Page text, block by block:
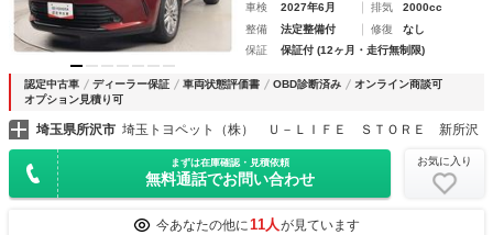
車検
2027年6月 排気
2000cc
整備
法定整備付 修復
なし
保証
保証付 (12ヶ月・走行無制限)
認定中古車 ディーラー保証 車両状態評価書 OBD診断済み
オンライン商談可
オプション見積り可
埼玉県所沢市 埼玉トヨペット（株） Ｕ－ＬＩＦＥ ＳＴＯＲＥ 新所沢
まずは在庫確認・見積依頼
無料通話でお問い合わせ
お気に入り
今あなたの他に11人が見ています